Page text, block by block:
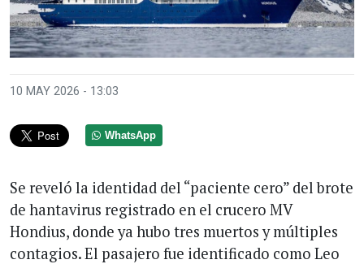
10 MAY 2026 - 13:03
WhatsApp
Se reveló la identidad del “paciente cero” del brote
de hantavirus registrado en el crucero MV
Hondius, donde ya hubo tres muertos y múltiples
contagios. El pasajero fue identificado como Leo